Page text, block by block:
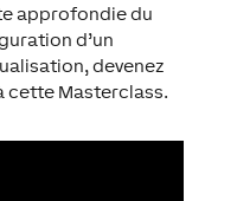
approfondie du
d’un
devenez
cette Masterclass.